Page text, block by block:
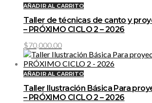
AÑADIR AL CARRITO
Taller de técnicas de canto y
– PRÓXIMO CICLO 2 – 2026
$70,000.00
AÑADIR AL CARRITO
Taller Ilustración Básica Para
– PRÓXIMO CICLO 2 – 2026